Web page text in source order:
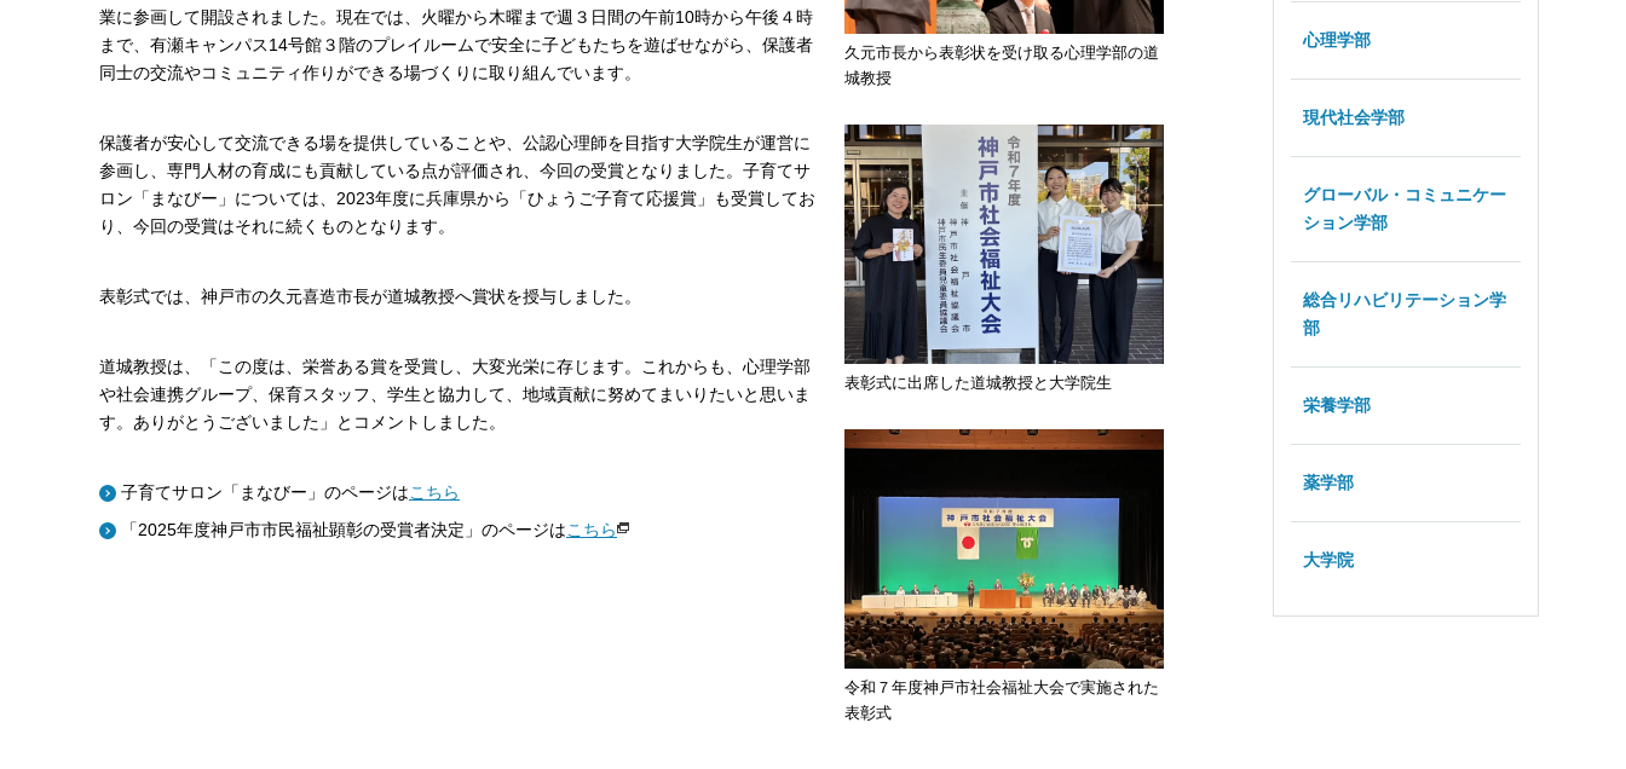
久元市長から表彰状を受け取る心理学部の道
城教授
表彰式に出席した道城教授と大学院生
令和７年度神戸市社会福祉大会で実施された
表彰式
業に参画して開設されました。現在では、火曜から木曜まで週３日間の午前10時から午後４時
まで、有瀬キャンパス14号館３階のプレイルームで安全に子どもたちを遊ばせながら、保護者
同士の交流やコミュニティ作りができる場づくりに取り組んでいます。
保護者が安心して交流できる場を提供していることや、公認心理師を目指す大学院生が運営に
参画し、専門人材の育成にも貢献している点が評価され、今回の受賞となりました。子育てサ
ロン「まなびー」については、2023年度に兵庫県から「ひょうご子育て応援賞」も受賞してお
り、今回の受賞はそれに続くものとなります。
表彰式では、神戸市の久元喜造市長が道城教授へ賞状を授与しました。
道城教授は、「この度は、栄誉ある賞を受賞し、大変光栄に存じます。これからも、心理学部
や社会連携グループ、保育スタッフ、学生と協力して、地域貢献に努めてまいりたいと思いま
す。ありがとうございました」とコメントしました。
子育てサロン「まなびー」のページはこちら
「2025年度神戸市市民福祉顕彰の受賞者決定」のページはこちら
心理学部
現代社会学部
グローバル・コミュニケー
ション学部
総合リハビリテーション学
部
栄養学部
薬学部
大学院